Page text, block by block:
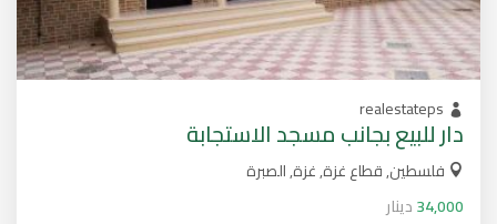
realestateps
دار للبيع بجانب مسجد الاستجابة
فلسطين, قطاع غزة, غزة, الصبرة
34,000دينار